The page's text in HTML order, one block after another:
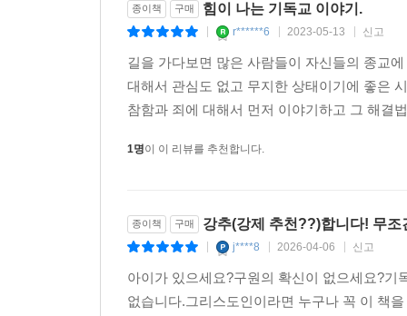
종이책 구매 힘이 나는 기독교 이야기.
r******6 2023-05-13 신고
길을 가다보면 많은 사람들이 자신들의 종교
대해서 관심도 없고 무지한 상태이기에 좋은
참함과 죄에 대해서 먼저 이야기하고 그 해결
1명이 이 리뷰를 추천합니다.
종이책 구매 강추(강제 추천??)합니다! 무조
j****8 2026-04-06 신고
아이가 있으세요?구원의 확신이 없으세요?
없습니다.그리스도인이라면 누구나 꼭 이 책